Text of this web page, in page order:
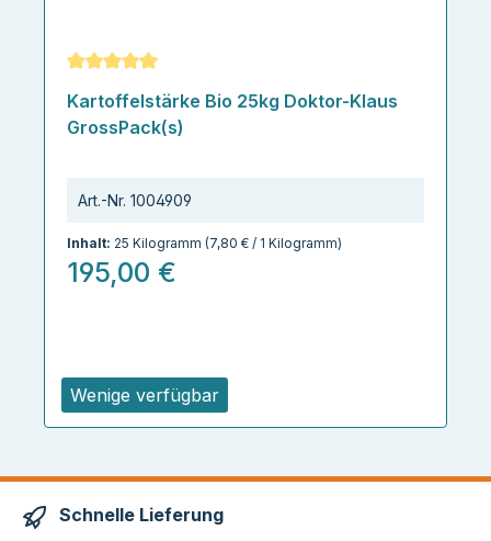
Wenige verfügbar
Durchschnittliche Bewertung von 5 von 5 Sternen
Kartoffelstärke Bio 25kg Doktor-Klaus
GrossPack(s)
Art.-Nr. 1004909
Inhalt: 25 Kilogramm (7,80 € / 1 Kilogramm)
195,00 €
Schnelle Lieferung